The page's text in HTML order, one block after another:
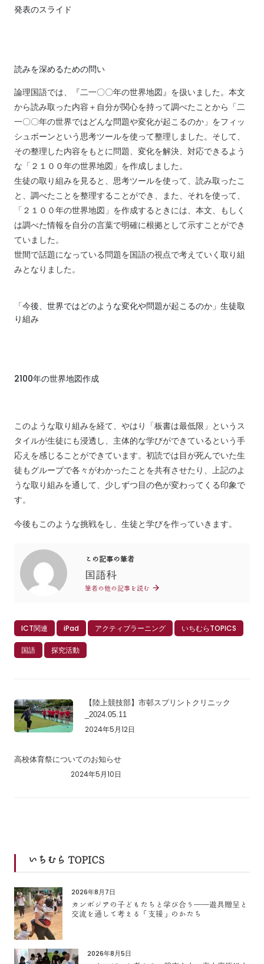
発表のスライド
読みを深めるための問い
論理国語では、『二一〇〇年の世界地図』を扱いました。本文
から読み取った内容＋自分が関心を持って調べたことから「二
一〇〇年の世界ではどんな問題や変化が起こるのか」をフィッ
シュボーンという思考ツールを使って整理しました。そして、
その整理した内容をもとに問題、変化を解決、対応できるよう
な「２１００年の世界地図」を作成しました。
生徒の取り組みを見ると、思考ツールを使って、読み取ったこ
と、調べたことを整理することができ、また、それを使って、
「２１００年の世界地図」を作成するときには、本文、もしく
は調べた情報を自分の言葉で明確に根拠として示すことができ
ていました。
世間で話題になっている問題を国語の視点で考えていく取り組
みとなりました。
「今後、世界ではどのような変化や問題が起こるのか」生徒取
り組み
2100年の世界地図作成
このような取り組みを経て、やはり「板書は最低限」というス
タイルが生徒にも浸透し、主体的な学びができているという手
応えを感じることができています。初読では目が死んでいた生
徒もグループで各々がわかったことを共有させたり、上記のよ
うな取り組みを通して、少しずつ目の色が変わってくる印象で
す。
今後もこのような挑戦をし、生徒と学びを作っていきます。
この記事の筆者
国語科
筆者の他の記事を読む
ICT関連 iPad アクティブラーニング いちむらTOPICS
国語 探究活動
【陸上競技部】市邨スプリントクリニック
_2024.05.11
2024年5月12日
高校体育祭についてのお知らせ
2024年5月10日
いちむら TOPICS
2026年8月7日
カンボジアの子どもたちと学び合う――遊具贈呈と
交流を通して考える「支援」のかたち
2026年8月5日